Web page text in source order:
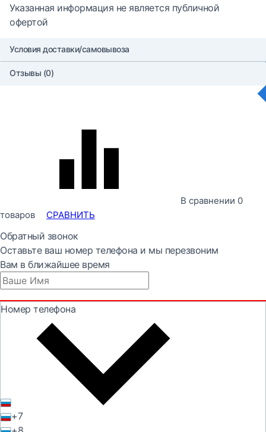
Указанная информация не является публичной
офертой
Условия доставки/самовывоза
Отзывы (0)
В сравнении 0
товаров
СРАВНИТЬ
Обратный звонок
Оставьте ваш номер телефона и мы перезвоним
Вам в ближайшее время
Номер телефона
+7